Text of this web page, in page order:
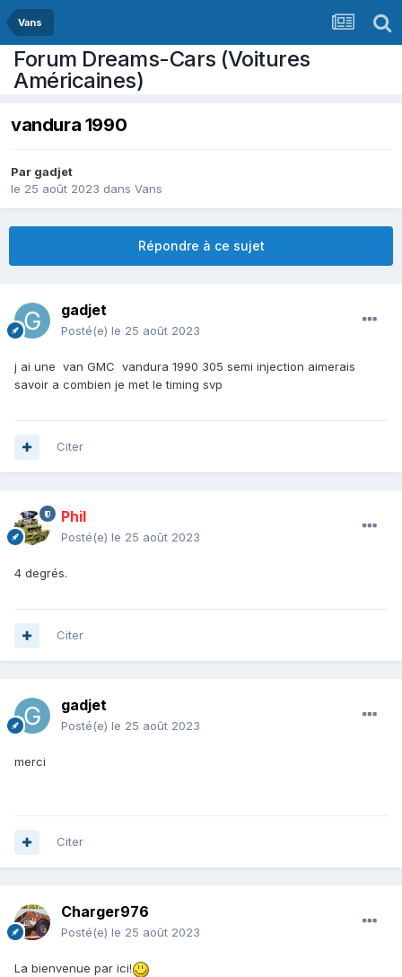
Vans
Forum Dreams-Cars (Voitures
Américaines)
vandura 1990
Par gadjet
le 25 août 2023 dans Vans
Répondre à ce sujet
gadjet
Posté(e) le 25 août 2023
j ai une van GMC vandura 1990 305 semi injection aimerais
savoir a combien je met le timing svp
Citer
Phil
Posté(e) le 25 août 2023
4 degrés.
Citer
gadjet
Posté(e) le 25 août 2023
merci
Citer
Charger976
Posté(e) le 25 août 2023
La bienvenue par ici!